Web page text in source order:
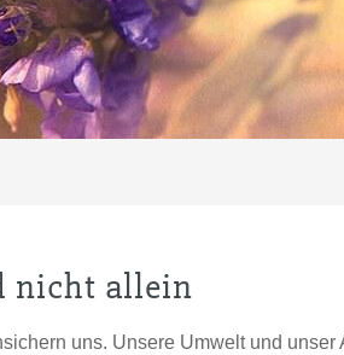
nicht allein
uns. Unsere Umwelt und unser